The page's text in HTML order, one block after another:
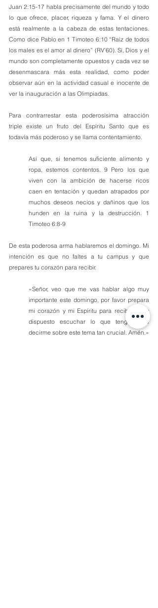
Juan 2:15-17 habla precisamente del mundo y todo
lo que ofrece, placer, riqueza y fama. Y el dinero
está realmente a la cabeza de estas tentaciones.
Como dice Pablo en 1 Timoteo 6:10 “Raíz de todos
los males es el amor al dinero” (RV’60). Sí, Dios y el
mundo son completamente opuestos y cada vez se
desenmascara más esta realidad, como poder
observar aún en la actividad casual e inocente de
ver la inauguración a las Olimpiadas.
Para contrarrestar esta poderosísima atracción
triple existe un fruto del Espíritu Santo que es
todavía más poderoso y se llama contentamiento.
Así que, si tenemos suficiente alimento y
ropa, estemos contentos. 9 Pero los que
viven con la ambición de hacerse ricos
caen en tentación y quedan atrapados por
muchos deseos necios y dañinos que los
hunden en la ruina y la destrucción. 1
Timoteo 6:8-9
De esta poderosa arma hablaremos el domingo. Mi
intención es que no faltes a tu campus y que
prepares tu corazón para recibir.
«Señor, veo que me vas hablar algo muy
importante este domingo, por favor prepara
mi corazón y mi Espíritu para recibir. Estoy
dispuesto escuchar lo que tengas que
decirme sobre este tema tan crucial. Amén.»